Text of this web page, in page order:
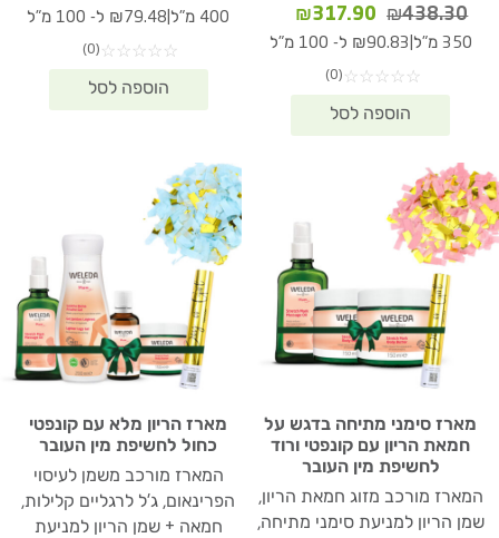
₪438.30
המחיר
המקורי
₪438.30.
₪317.90
המחיר
הנוכחי
350 מ"ל ₪90.83 ל- 100 מ"ל
☆
☆
☆
☆
☆
(0)
המקורי
₪438.30.
הנוכחי
400 מ"ל ₪79.48 ל- 100 מ"ל
☆
☆
☆
☆
☆
(0)
מארז סימני מתיחה בדגש על
חמאת הריון עם קונפטי ורוד
לחשיפת מין העובר
המארז מורכב מזוג חמאת הריון,
שמן הריון למניעת סימני מתיחה,
מארז הריון מלא עם קונפטי
כחול לחשיפת מין העובר
המארז מורכב משמן לעיסוי
הפרינאום, ג'ל לרגליים קלילות,
חמאה + שמן הריון למניעת